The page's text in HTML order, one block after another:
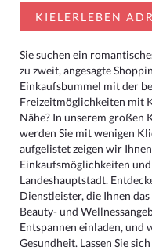
KIELERLEBEN
Sie suchen ein
zu zweit, angesagte
Einkaufsbummel mit der
Freizeitmöglichkeiten mit
Nähe? In unserem großen
werden Sie mit wenigen
aufgelistet zeigen wir
Einkaufsmöglichkeiten
Landeshauptstadt.
Dienstleister, die Ihnen
Beauty- und
Entspannen einladen, und
Gesundheit. Lassen Sie